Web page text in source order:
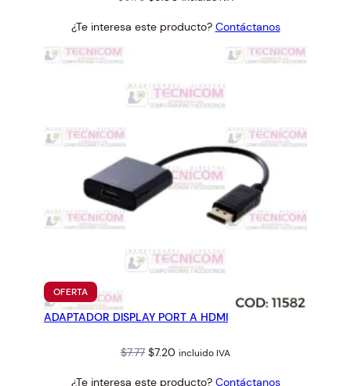
was: is:
¿Te interesa este producto? Contáctanos
OFERTAPRODUCTO
EN
OFERTA
ADAPTADOR DISPLAY PORT A HDMI
$7.77 Original
$7.20 Current
incluido IVA
¿Te interesa este producto? Contáctanos